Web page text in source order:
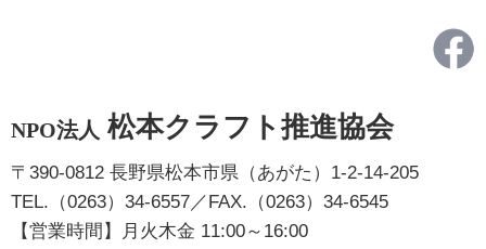
NPO法人 松本クラフト推進協会
〒390-0812 長野県松本市県（あがた）1-2-14-205
TEL.（0263）34-6557／FAX.（0263）34-6545
【営業時間】月火木金 11:00～16:00